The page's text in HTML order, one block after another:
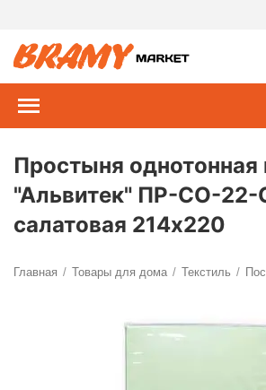
Простыня однотонная
"Альвитек" ПР-СО-
салатовая 214х220
Главная / Товары для дома / Текстиль /